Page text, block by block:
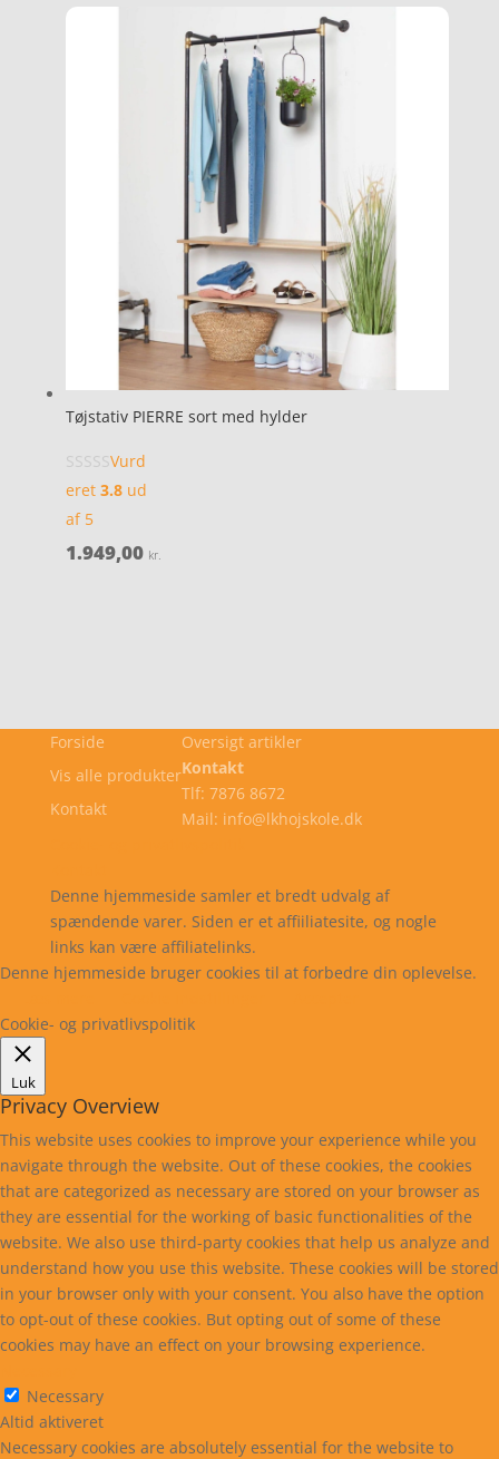
Tøjstativ PIERRE sort med hylder
Vurd
eret 3.8ud
af 5
1.949,00 kr.
Forside
Vis alle produkter
Kontakt
Oversigt artikler
Kontakt
Tlf: 7876 8672
Mail: info@lkhojskole.dk
Denne hjemmeside samler et bredt udvalg af
spændende varer. Siden er et affiiliatesite, og nogle
links kan være affiliatelinks.
Denne hjemmeside bruger cookies til at forbedre din oplevelse.
Cookie- og privatlivspolitik
Luk
Privacy Overview
This website uses cookies to improve your experience while you
navigate through the website. Out of these cookies, the cookies
that are categorized as necessary are stored on your browser as
they are essential for the working of basic functionalities of the
website. We also use third-party cookies that help us analyze and
understand how you use this website. These cookies will be stored
in your browser only with your consent. You also have the option
to opt-out of these cookies. But opting out of some of these
cookies may have an effect on your browsing experience.
Necessary
Altid aktiveret
Necessary cookies are absolutely essential for the website to